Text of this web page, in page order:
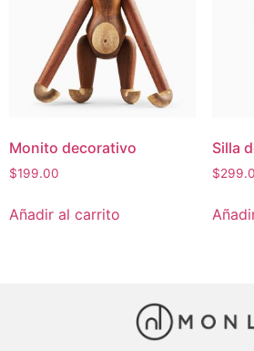
Monito decorativo
$199.00
Añadir al carrito
Silla
$